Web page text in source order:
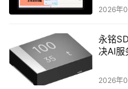
光纤存储管理软件
基于主机开发的软件
2026年
永铭
决AI
2026年